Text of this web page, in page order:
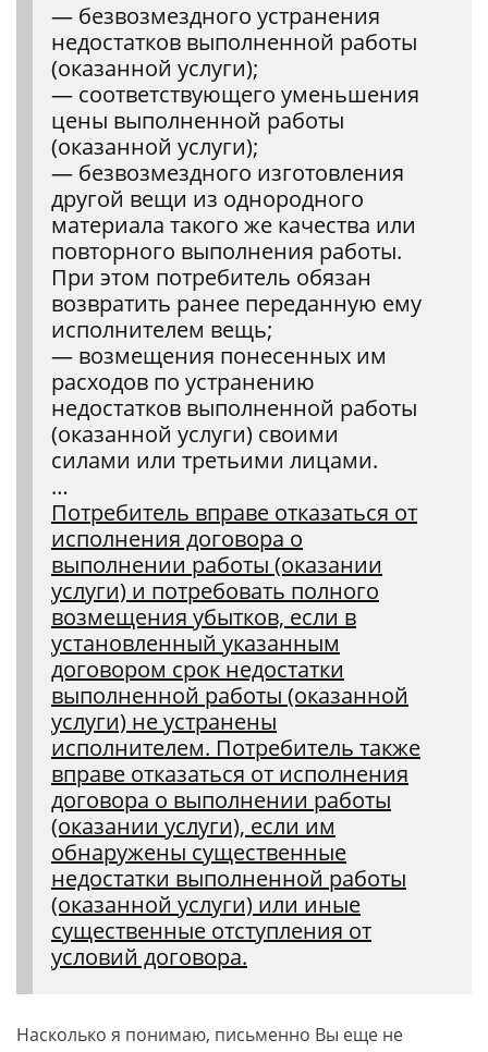
— безвозмездного устранения
недостатков выполненной работы
(оказанной услуги);
— соответствующего уменьшения
цены выполненной работы
(оказанной услуги);
— безвозмездного изготовления
другой вещи из однородного
материала такого же качества или
повторного выполнения работы.
При этом потребитель обязан
возвратить ранее переданную ему
исполнителем вещь;
— возмещения понесенных им
расходов по устранению
недостатков выполненной работы
(оказанной услуги) своими
силами или третьими лицами.
…
Потребитель вправе отказаться от
исполнения договора о
выполнении работы (оказании
услуги) и потребовать полного
возмещения убытков, если в
установленный указанным
договором срок недостатки
выполненной работы (оказанной
услуги) не устранены
исполнителем. Потребитель также
вправе отказаться от исполнения
договора о выполнении работы
(оказании услуги), если им
обнаружены существенные
недостатки выполненной работы
(оказанной услуги) или иные
существенные отступления от
условий договора.
Насколько я понимаю, письменно Вы еще не